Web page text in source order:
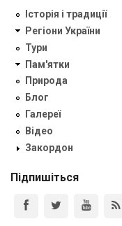
Історія і традиції
Регіони України
Тури
Пам'ятки
Природа
Блог
Галереї
Відео
Закордон
Підпишіться